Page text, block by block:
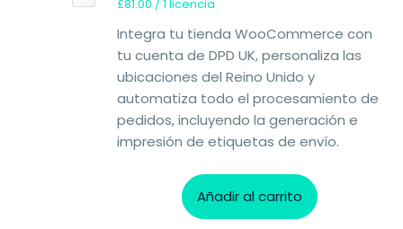
£81.00 / 1 licencia
Integra tu tienda WooCommerce con
tu cuenta de DPD UK, personaliza las
ubicaciones del Reino Unido y
automatiza todo el procesamiento de
pedidos, incluyendo la generación e
impresión de etiquetas de envío.
Añadir al carrito